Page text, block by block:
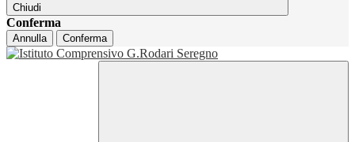
Chiudi
Conferma
Annulla Conferma